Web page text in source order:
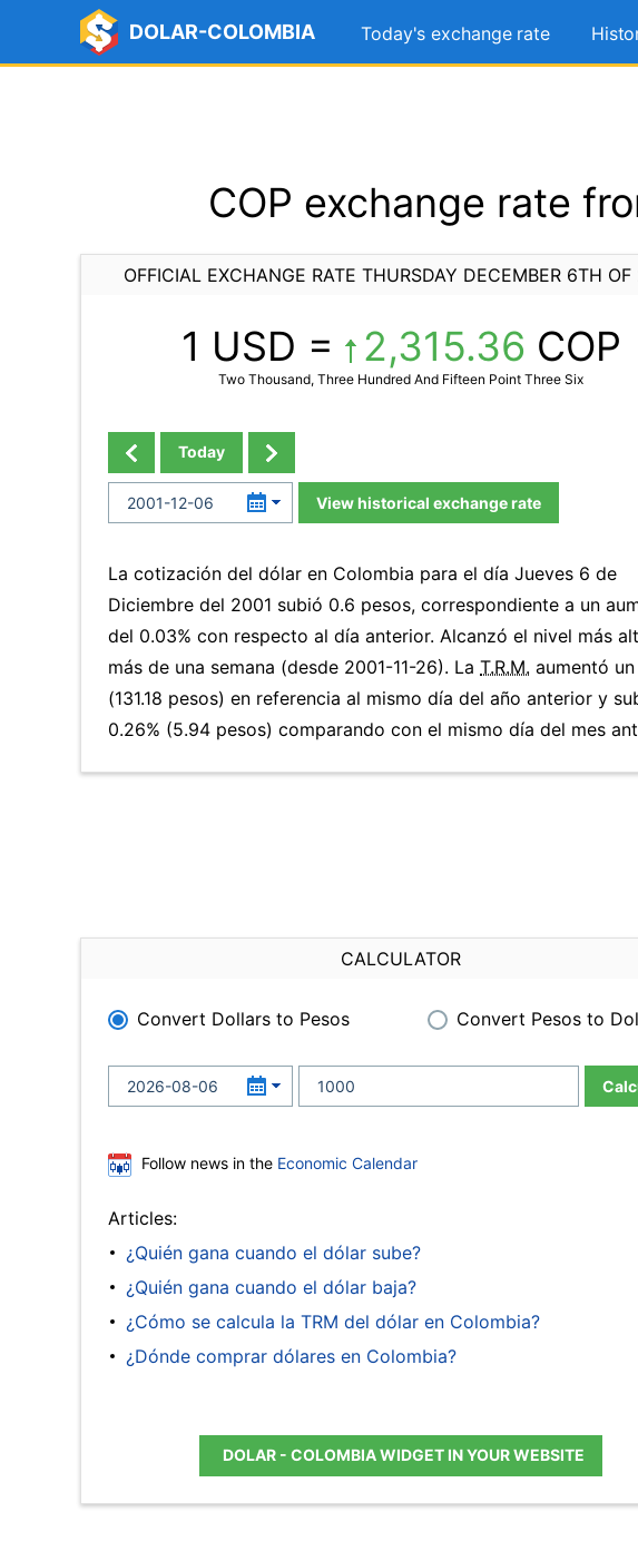
DOLAR-COLOMBIA Today's exchange rate
COP exchange rate
OFFICIAL EXCHANGE RATE THURSDAY DECEMBER 6TH OF
1 USD = 2,315.36 COP
Two Thousand, Three Hundred And Fifteen Point Three Six
Today
View historical exchange rate
La cotización del dólar en Colombia para el día Jueves 6 de
Diciembre del 2001 subió 0.6 pesos, correspondiente a un
del 0.03% con respecto al día anterior. Alcanzó el nivel más
más de una semana (desde 2001-11-26). La T.R.M. aumentó un
(131.18 pesos) en referencia al mismo día del año anterior y
0.26% (5.94 pesos) comparando con el mismo día del mes
CALCULATOR
Convert Dollars to Pesos Convert Pesos to
Follow news in the Economic Calendar
Articles:
¿Quién gana cuando el dólar sube?
¿Quién gana cuando el dólar baja?
¿Cómo se calcula la TRM del dólar en Colombia?
¿Dónde comprar dólares en Colombia?
DOLAR - COLOMBIA WIDGET IN YOUR WEBSITE